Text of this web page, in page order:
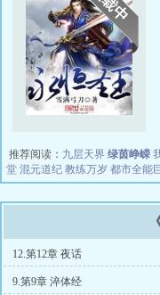
推荐阅读： 九层天界 绿茵峥嵘
堂 混元道纪 教练万岁 都市全能
12.第12章 夜话
9.第9章 淬体经